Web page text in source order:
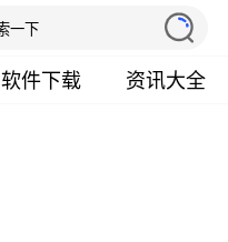
软件下载 资讯大全